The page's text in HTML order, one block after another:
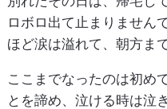
ロボロ出て止まりません
ほど涙は溢れて、朝方ま
ここまでなったのは初め
とを諦め、泣ける時は泣